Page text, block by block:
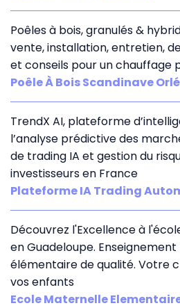
Poêles à bois, granulés &
vente, installation, entretien,
et conseils pour un chauffage
Poêle À Bois Scandinave
TrendX AI, plateforme
l’analyse prédictive des
de trading IA et gestion du
investisseurs en France
Plateforme IA Trading
Découvrez l'Excellence à
en Guadeloupe.
élémentaire de qualité. Votre
vos enfants
Ecole Maternelle